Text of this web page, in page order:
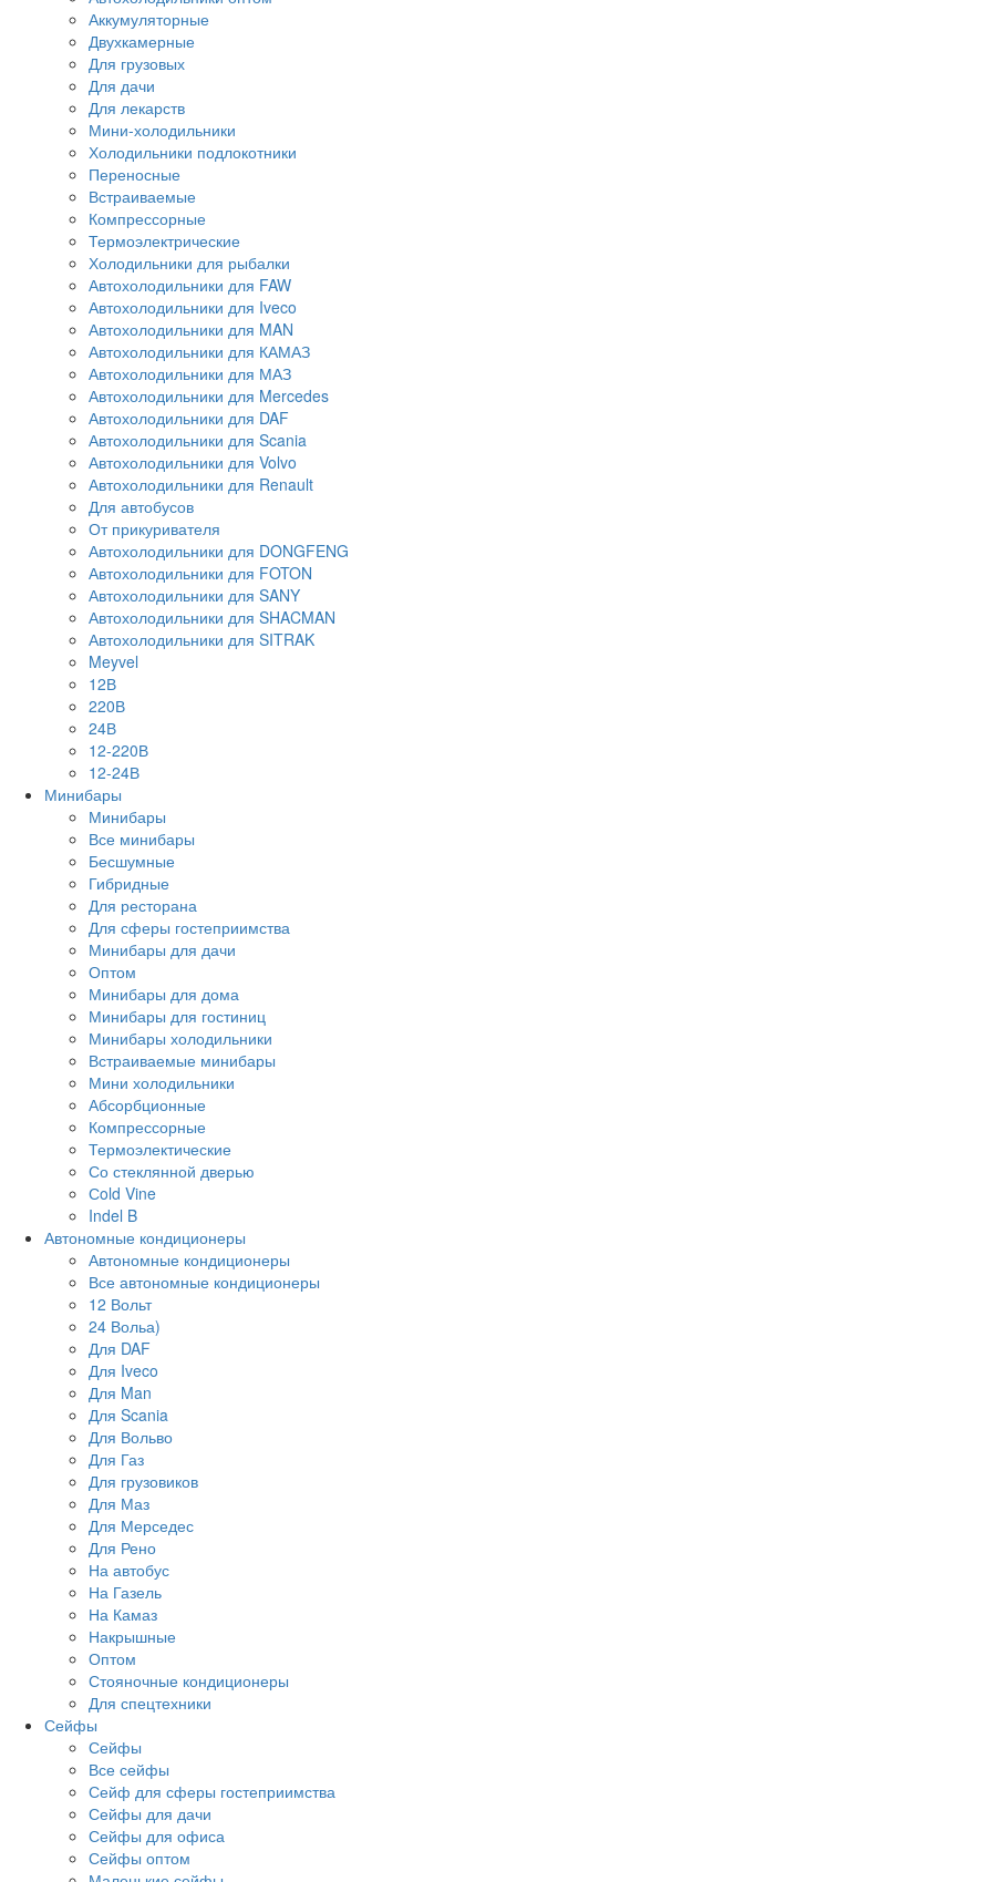
Аккумуляторные
Двухкамерные
Для грузовых
Для дачи
Для лекарств
Мини-холодильники
Холодильники подлокотники
Переносные
Встраиваемые
Компрессорные
Термоэлектрические
Холодильники для рыбалки
Автохолодильники для FAW
Автохолодильники для Iveco
Автохолодильники для MAN
Автохолодильники для КАМАЗ
Автохолодильники для МАЗ
Автохолодильники для Mercedes
Автохолодильники для DAF
Автохолодильники для Scania
Автохолодильники для Volvo
Автохолодильники для Renault
Для автобусов
От прикуривателя
Автохолодильники для DONGFENG
Автохолодильники для FOTON
Автохолодильники для SANY
Автохолодильники для SHACMAN
Автохолодильники для SITRAK
Meyvel
12В
220В
24В
12-220В
12-24В
Минибары
Минибары
Все минибары
Бесшумные
Гибридные
Для ресторана
Для сферы гостеприимства
Минибары для дачи
Оптом
Минибары для дома
Минибары для гостиниц
Минибары холодильники
Встраиваемые минибары
Мини холодильники
Абсорбционные
Компрессорные
Термоэлектические
Со стеклянной дверью
Сold Vine
Indel B
Автономные кондиционеры
Автономные кондиционеры
Все автономные кондиционеры
12 Вольт
24 Вольа)
Для DAF
Для Iveco
Для Man
Для Scania
Для Вольво
Для Газ
Для грузовиков
Для Маз
Для Мерседес
Для Рено
На автобус
На Газель
На Камаз
Накрышные
Оптом
Стояночные кондиционеры
Для спецтехники
Сейфы
Сейфы
Все сейфы
Сейф для сферы гостеприимства
Сейфы для дачи
Сейфы для офиса
Сейфы оптом